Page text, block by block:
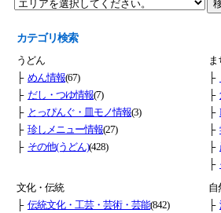
カテゴリ検索
うどん
├ めん情報(67)
├ だし・つゆ情報(7)
├ とっぴんぐ・皿モノ情報(3)
├ 珍しメニュー情報(27)
├ その他(うどん)(428)
├
├
├
├
├
├
文化・伝統
├ 伝統文化・工芸・芸術・芸能(842)
自
├